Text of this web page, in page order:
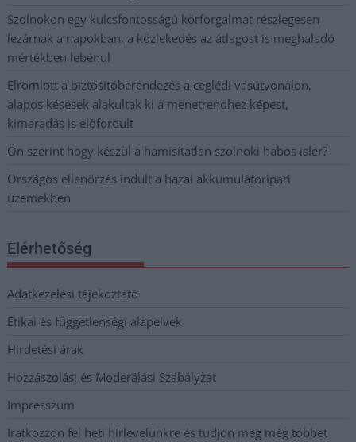
Szolnokon egy kulcsfontosságú körforgalmat részlegesen
lezárnak a napokban, a közlekedés az átlagost is meghaladó
mértékben lebénul
Elromlott a biztosítóberendezés a ceglédi vasútvonalon,
alapos késések alakultak ki a menetrendhez képest,
kimaradás is előfordult
Ön szerint hogy készül a hamisítatlan szolnoki habos isler?
Országos ellenőrzés indult a hazai akkumulátoripari
üzemekben
Elérhetőség
Adatkezelési tájékoztató
Etikai és függetlenségi alapelvek
Hirdetési árak
Hozzászólási és Moderálási Szabályzat
Impresszum
Iratkozzon fel heti hírlevelünkre és tudjon meg még többet